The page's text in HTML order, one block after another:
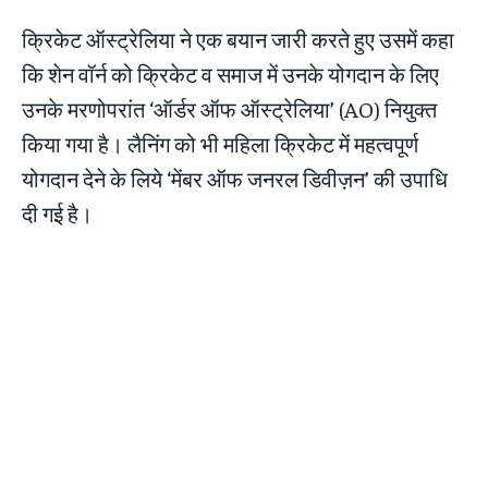
क्रिकेट ऑस्ट्रेलिया ने एक बयान जारी करते हुए उसमें कहा
कि शेन वॉर्न को क्रिकेट व समाज में उनके योगदान के लिए
उनके मरणोपरांत ‘ऑर्डर ऑफ ऑस्ट्रेलिया’ (AO) नियुक्त
किया गया है। लैनिंग को भी महिला क्रिकेट में महत्वपूर्ण
योगदान देने के लिये ‘मेंबर ऑफ जनरल डिवीज़न’ की उपाधि
दी गई है।